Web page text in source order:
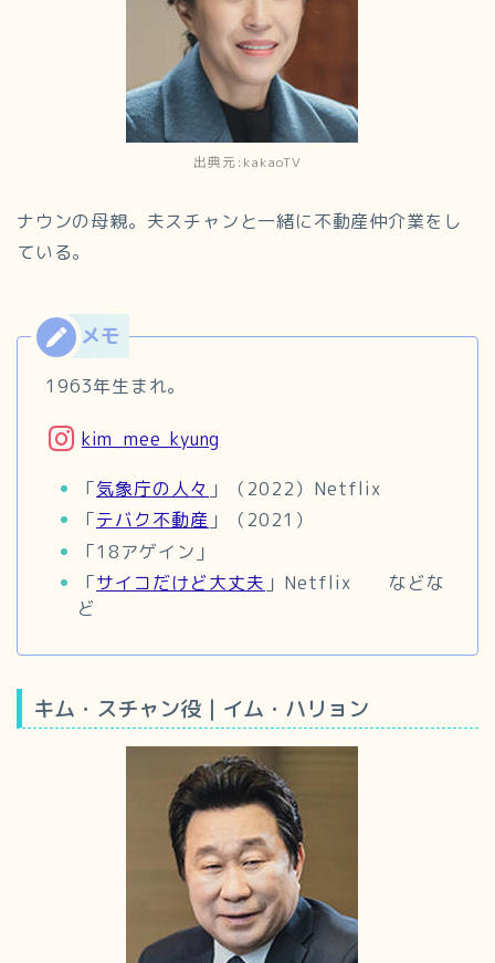
出典元:kakaoTV
ナウンの母親。夫スチャンと一緒に不動産仲介業をし
ている。
1963年生まれ。
kim_mee_kyung
「気象庁の人々 」（2022）Netflix
「テバク不動産 」（2021）
「18アゲイン」
「サイコだけど大丈夫 」Netflix などな
ど
キム・スチャン役｜イム・ハリョン